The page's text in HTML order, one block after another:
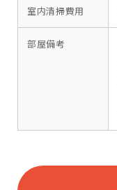
室内清掃費用
部屋備考